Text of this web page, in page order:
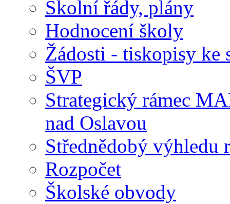
Školní řády, plány
Hodnocení školy
Žádosti - tiskopisy ke
ŠVP
Strategický rámec
nad Oslavou
Střednědobý výhledu
Rozpočet
Školské obvody